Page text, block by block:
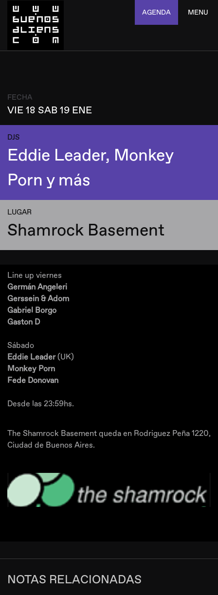
AGENDA MENU
FECHA
VIE 18 SAB 19 ENE
DJS
Eddie Leader, Monkey
Porn y más
LUGAR
Shamrock Basement
Line up viernes
Germán Angeleri
Gerssein & Adom
Gabriel Borgo
Gaston D
Sábado
Eddie Leader(UK)
Monkey Porn
Fede Donovan
Desde las 23:59hs.
The Shamrock Basement queda en Rodriguez Peña 1220,
Ciudad de Buenos Aires.
NOTAS RELACIONADAS